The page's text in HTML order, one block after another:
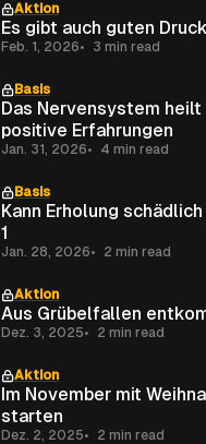
Aktion
Es gibt auch guten Druck
Feb. 1, 2026 3 min read
Basis
Das Nervensystem heilt
positive Erfahrungen
Jan. 31, 2026 4 min read
Basis
Kann Erholung
1
Jan. 28, 2026 2 min read
Aktion
Aus Grübelfallen
Dez. 3, 2025 2 min read
Aktion
Im November mit
starten
Dez. 2, 2025 2 min read